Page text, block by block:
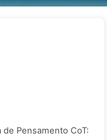
de Pensamento CoT: